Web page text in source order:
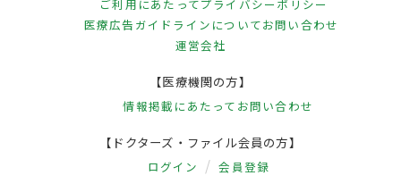
ご利用にあたってプライバシーポリシー
医療広告ガイドラインについてお問い合わせ
運営会社
【医療機関の方】
情報掲載にあたって お問い合わせ
【ドクターズ・ファイル会員の方】
ログイン 会員登録